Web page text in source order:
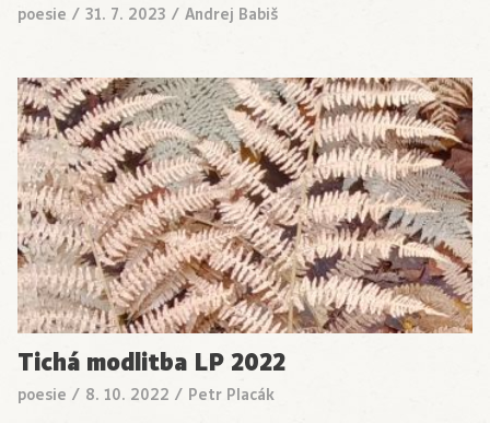
poesie / 31. 7. 2023 / Andrej Babiš
Tichá modlitba LP 2022
poesie / 8. 10. 2022 / Petr Placák